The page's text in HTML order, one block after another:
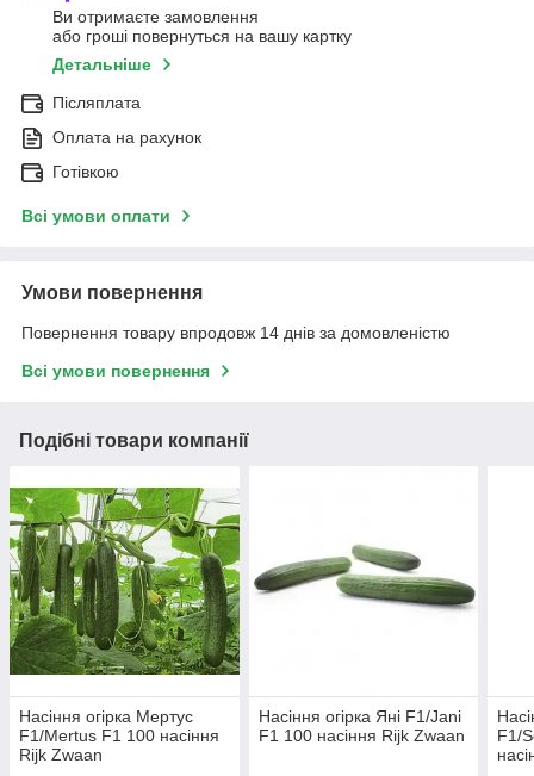
Ви отримаєте замовлення
або гроші повернуться на вашу картку
Детальніше
Післяплата
Оплата на рахунок
Готівкою
Всі умови оплати
Умови повернення
Повернення товару впродовж 14 днів за домовленістю
Всі умови повернення
Подібні товари компанії
Насіння огірка Мертус
F1/Mertus F1 100 насіння
Rijk Zwaan
Насіння огірка Яні F1/Jani
F1 100 насіння Rijk Zwaan
F1/